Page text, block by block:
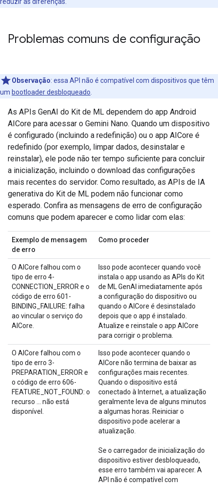
Problemas comuns de configuração
Observação: essa API não é compatível com dispositivos que têm
um bootloader desbloqueado
As APIs GenAI do Kit de ML dependem do app Android
AICore para acessar o Gemini Nano. Quando um dispositivo
é configurado (incluindo a redefinição) ou o app AICore é
redefinido (por exemplo, limpar dados, desinstalar e
reinstalar), ele pode não ter tempo suficiente para concluir
a inicialização, incluindo o download das configurações
mais recentes do servidor. Como resultado, as APIs de IA
generativa do Kit de ML podem não funcionar como
esperado. Confira as mensagens de erro de configuração
comuns que podem aparecer e como lidar com elas:
Exemplo de mensagem
de erro
Como proceder
O AICore falhou com o
tipo de erro 4-
CONNECTION_ERROR e o
código de erro 601-
BINDING_FAILURE: falha
ao vincular o serviço do
AICore.
Isso pode acontecer quando você
instala o app usando as APIs do Kit
de ML GenAI imediatamente após
a configuração do dispositivo ou
quando o AICore é desinstalado
depois que o app é instalado.
Atualize e reinstale o app AICore
para corrigir o problema.
O AICore falhou com o
tipo de erro 3-
PREPARATION_ERROR e
o código de erro 606-
FEATURE_NOT_FOUND: o
recurso ... não está
disponível.
Isso pode acontecer quando o
AICore não termina de baixar as
configurações mais recentes.
Quando o dispositivo está
conectado à Internet, a atualização
geralmente leva de alguns minutos
a algumas horas. Reiniciar o
dispositivo pode acelerar a
atualização.
Se o carregador de inicialização do
dispositivo estiver desbloqueado,
esse erro também vai aparecer. A
API não é compatível com